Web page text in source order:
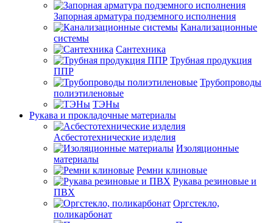
Запорная арматура подземного исполнения
Канализационные
системы
Сантехника
Трубная продукция
ППР
Трубопроводы
полиэтиленовые
ТЭНы
Рукава и прокладочные материалы
Асбестотехнические изделия
Изоляционные
материалы
Ремни клиновые
Рукава резиновые и
ПВХ
Оргстекло,
поликарбонат